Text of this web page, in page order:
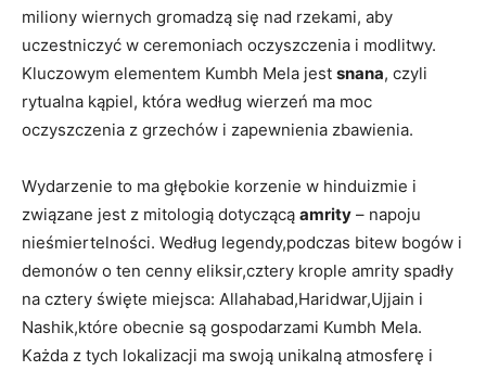
miliony wiernych gromadzą się nad rzekami, aby
uczestniczyć w ceremoniach oczyszczenia i modlitwy.
Kluczowym elementem Kumbh Mela jest snana, czyli
rytualna kąpiel, która według wierzeń ma moc
oczyszczenia z grzechów i zapewnienia zbawienia.
Wydarzenie to ma głębokie korzenie w hinduizmie i
związane jest z mitologią dotyczącą amrity – napoju
nieśmiertelności. Według legendy,podczas bitew bogów i
demonów o ten cenny eliksir,cztery krople amrity spadły
na cztery święte miejsca: Allahabad,Haridwar,Ujjain i
Nashik,które obecnie są gospodarzami Kumbh Mela.
Każda z tych lokalizacji ma swoją unikalną atmosferę i